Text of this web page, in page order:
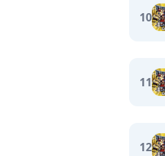
10
11
12